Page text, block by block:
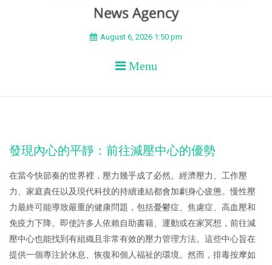
BEYOND APEX
August 6, 2026 1:50 pm
Menu
發現內心的平靜：前往減壓中心的優勢
在當今快節奏的世界裡，壓力幾乎成了必然。經濟壓力、工作壓
力、家庭責任以及現代科技的持續連結都會加劇身心疲憊。慢性壓
力最終可能導致嚴重的健康問題，包括憂鬱症、焦慮症、高血壓和
免疫力下降。即使許多人依賴自助書籍、運動或在家冥想，前往減
壓中心也能找到有組織且非常有效的壓力管理方法。這些中心旨在
提供一個專注於休息、恢復和個人福祉的環境。然而，排毒按摩如